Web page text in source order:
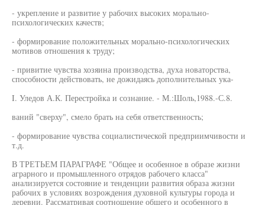
- укрепление и развитие у рабочих высоких морально-
психологических качеств;
- формирование положительных морально-психологических
мотивов отношения к труду;
- привитие чувства хозяина производства, духа новаторства,
способности действовать, не дожидаясь дополнительных ука-
I. Уледов А.К. Перестройка и сознание. - М.:Шоль,1988.-С.8.
ваний "сверху", смело брать на себя ответственность;
- формирование чувства социалистической предприимчивости и
т.д.
В ТРЕТЬЕМ ПАРАГРАФЕ "Общее и особенное в образе жизни
аграрного и промышленного отрядов рабочего класса"
анализируется состояние и тенденции развития образа жизни
рабочих в условиях возрождения духовной культуры города и
деревни. Рассматривая соотношение общего и особенного в